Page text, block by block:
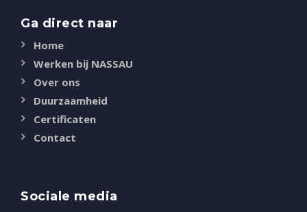
Ga direct naar
Home
Werken bij NASSAU
Over ons
Duurzaamheid
Certificaten
Contact
Sociale media